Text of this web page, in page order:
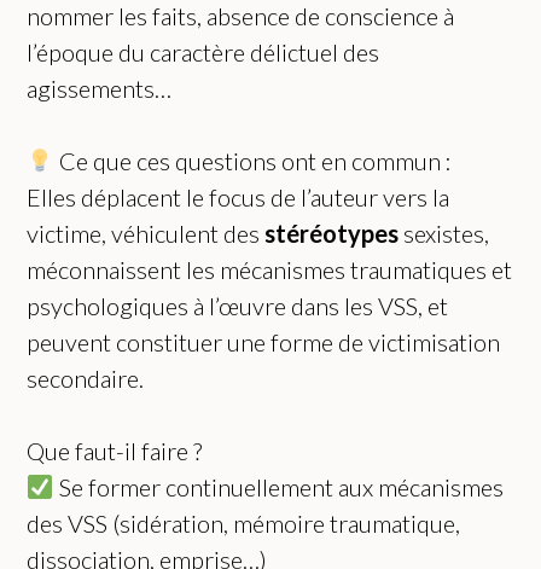
nommer les faits, absence de conscience à
l’époque du caractère délictuel des
agissements…
Ce que ces questions ont en commun :
Elles déplacent le focus de l’auteur vers la
victime, véhiculent des stéréotypes sexistes,
méconnaissent les mécanismes traumatiques et
psychologiques à l’œuvre dans les VSS, et
peuvent constituer une forme de victimisation
secondaire.
Que faut-il faire ?
Se former continuellement aux mécanismes
des VSS (sidération, mémoire traumatique,
dissociation, emprise…)